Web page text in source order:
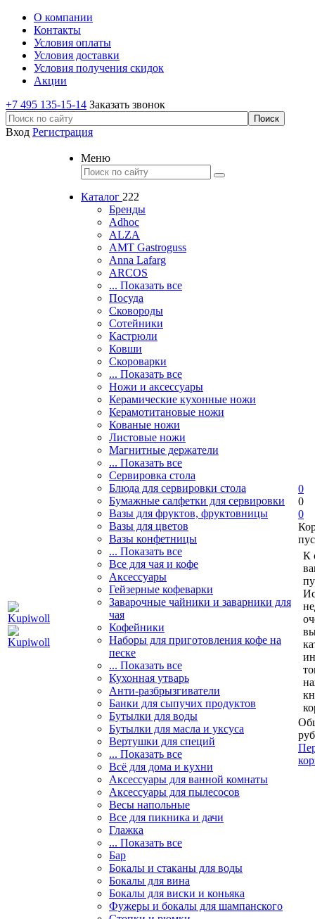
О компании
Контакты
Условия оплаты
Условия доставки
Условия получения скидок
Акции
+7 495 135-15-14 Заказать звонок
Вход Регистрация
Меню
Каталог 222
Бренды
Adhoc
ALZA
AMT Gastroguss
Anna Lafarg
ARCOS
... Показать все
Посуда
Сковороды
Сотейники
Кастрюли
Ковши
Скороварки
... Показать все
Ножи и аксессуары
Керамические кухонные ножи
Керамотитановые ножи
Кованые ножи
Листовые ножи
Магнитные держатели
... Показать все
Сервировка стола
Блюда для сервировки стола
Бумажные салфетки для сервировки
Вазы для фруктов, фруктовницы
Вазы для цветов
Вазы конфетницы
... Показать все
Все для чая и кофе
Аксессуары
Гейзерные кофеварки
Заварочные чайники и заварники для
чая
Кофейники
Наборы для приготовления кофе на
песке
... Показать все
Кухонная утварь
Анти-разбрызгиватели
Банки для сыпучих продуктов
Бутылки для воды
Бутылки для масла и уксуса
Вертушки для специй
... Показать все
Всё для дома и кухни
Аксессуары для ванной комнаты
Аксессуары для пылесосов
Весы напольные
Все для пикника и дачи
Глажка
... Показать все
Бар
Бокалы и стаканы для воды
Бокалы для вина
Бокалы для виски и коньяка
Фужеры и бокалы для шампанского
0
0
0
К